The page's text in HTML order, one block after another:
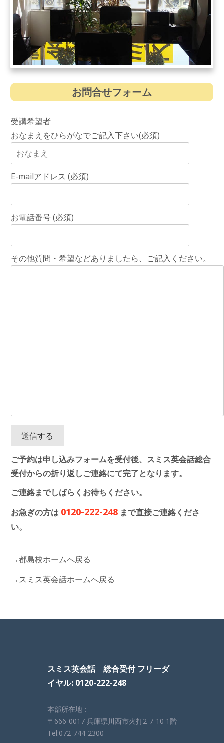
お問合せフォーム
受講希望者
おなまえをひらがなでご記入下さい(必須)
E-mailアドレス (必須)
お電話番号 (必須)
その他質問・希望などありましたら、ご記入ください。
ご予約は申し込みフォームを受付後、スミス英会話総合
受付からの折り返しご連絡にて完了となります。
ご連絡までしばらくお待ちください。
お急ぎの方は 0120-222-248 まで直接ご連絡くださ
い。
→都島校ホームへ戻る
→スミス英会話ホームへ戻る
スミス英会話 総合受付 フリーダ
イヤル: 0120-222-248
本部所在地：
〒666-0017 兵庫県川西市火打2-7-10 1階
Tel:072-744-2300